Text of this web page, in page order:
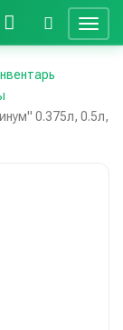
0.375л, 0.5л,